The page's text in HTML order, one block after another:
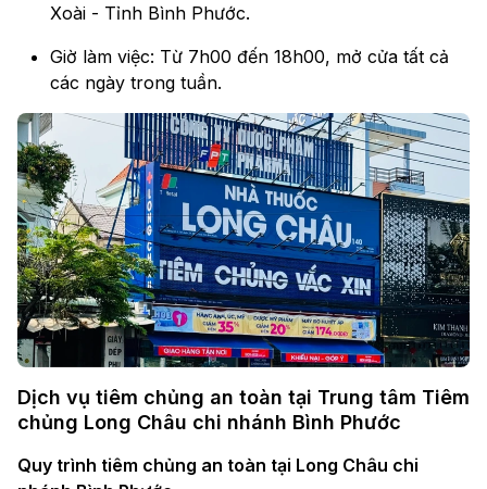
Xoài - Tỉnh Bình Phước.
Giờ làm việc: Từ 7h00 đến 18h00, mở cửa tất cả
các ngày trong tuần.
Dịch vụ tiêm chủng an toàn tại Trung tâm Tiêm
chủng Long Châu chi nhánh Bình Phước
Quy trình tiêm chủng an toàn tại Long Châu chi